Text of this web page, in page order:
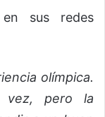
en sus redes
olímpica.
vez, pero la